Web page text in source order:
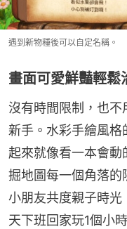
遇到新物種後可以自定名稱。
畫面可愛鮮豔輕鬆
沒有時間限制，也
新手。水彩手繪風
起來就像看一本會
掘地圖每一個角落的
小朋友共度親子時
天下班回家玩1個小